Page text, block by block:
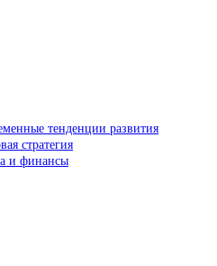
тенденции развития
стратегия
и финансы